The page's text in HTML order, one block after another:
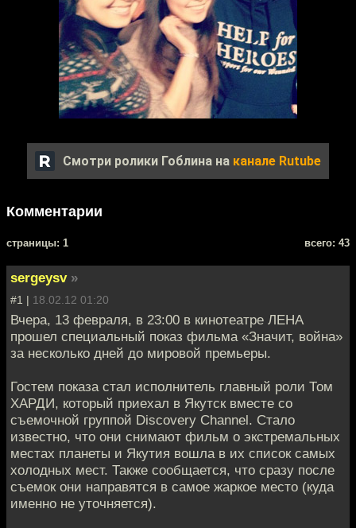
Смотри ролики Гоблина на канале Rutube
Комментарии
cтраницы: 1 всего: 43
sergeysv »
#1 | 18.02.12 01:20
Вчера, 13 февраля, в 23:00 в кинотеатре ЛЕНА
прошел специальный показ фильма «Значит, война»
за несколько дней до мировой премьеры.
Гостем показа стал исполнитель главный роли Том
ХАРДИ, который приехал в Якутск вместе со
съемочной группой Discovery Channel. Стало
известно, что они снимают фильм о экстремальных
местах планеты и Якутия вошла в их список самых
холодных мест. Также сообщается, что сразу после
съемок они направятся в самое жаркое место (куда
именно не уточняется).